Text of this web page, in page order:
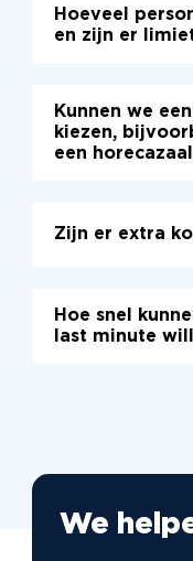
Hoeveel
en zijn er
Kunnen we
kiezen,
een
Zijn er extra
Hoe snel
last minute
We